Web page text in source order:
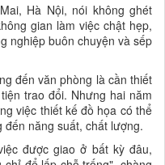
Hà Nội, nói không ghét
gian làm việc chật hẹp,
nghiệp buôn chuyện và sếp
đến văn phòng là cần thiết
trao đổi. Nhưng hai năm
việc thiết kế đồ họa có thể
năng suất, chất lượng.
được giao ở bất kỳ đâu,